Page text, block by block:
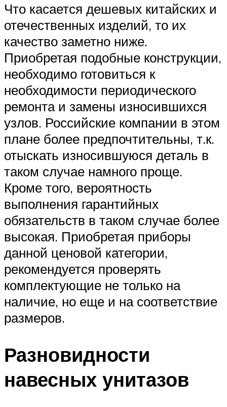
Что касается дешевых китайских и
отечественных изделий, то их
качество заметно ниже.
Приобретая подобные конструкции,
необходимо готовиться к
необходимости периодического
ремонта и замены износившихся
узлов. Российские компании в этом
плане более предпочтительны, т.к.
отыскать износившуюся деталь в
таком случае намного проще.
Кроме того, вероятность
выполнения гарантийных
обязательств в таком случае более
высокая. Приобретая приборы
данной ценовой категории,
рекомендуется проверять
комплектующие не только на
наличие, но еще и на соответствие
размеров.
Разновидности
навесных унитазов